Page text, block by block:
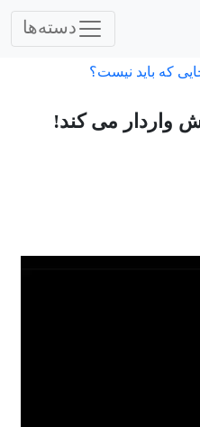
دسته‌ها
که باید نیست؟
واردار می کند!